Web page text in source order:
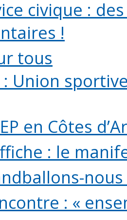
civique :
!
tous
: Union
en Côtes
: le
: «